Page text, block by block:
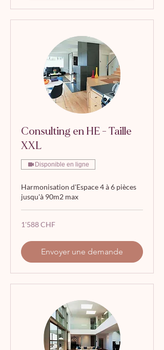
Consulting en HE - Taille
XXL
Disponible en ligne
Harmonisation d'Espace 4 à 6 pièces
jusqu'à 90m2 max
1'588
francs
1'588 CHF
Envoyer une demande